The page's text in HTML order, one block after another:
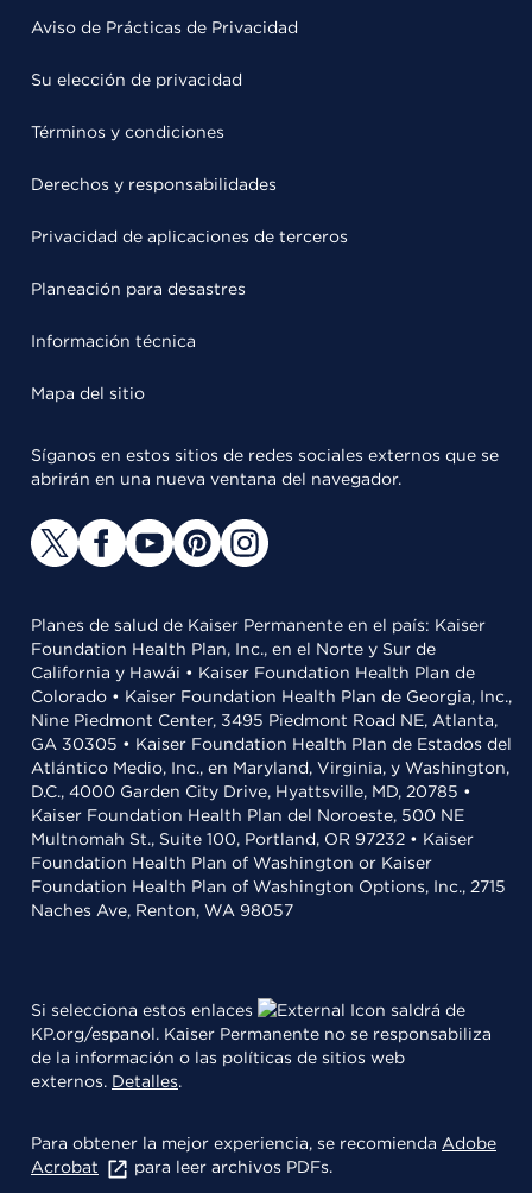
Aviso de Prácticas de Privacidad
Su elección de privacidad
Términos y condiciones
Derechos y responsabilidades
Privacidad de aplicaciones de terceros
Planeación para desastres
Información técnica
Mapa del sitio
Síganos en estos sitios de redes sociales externos que se
abrirán en una nueva ventana del navegador.
Planes de salud de Kaiser Permanente en el país: Kaiser
Foundation Health Plan, Inc., en el Norte y Sur de
California y Hawái • Kaiser Foundation Health Plan de
Colorado • Kaiser Foundation Health Plan de Georgia, Inc.,
Nine Piedmont Center, 3495 Piedmont Road NE, Atlanta,
GA 30305 • Kaiser Foundation Health Plan de Estados del
Atlántico Medio, Inc., en Maryland, Virginia, y Washington,
D.C., 4000 Garden City Drive, Hyattsville, MD, 20785 •
Kaiser Foundation Health Plan del Noroeste, 500 NE
Multnomah St., Suite 100, Portland, OR 97232 • Kaiser
Foundation Health Plan of Washington or Kaiser
Foundation Health Plan of Washington Options, Inc., 2715
Naches Ave, Renton, WA 98057
Si selecciona estos enlaces
saldrá de
KP.org/espanol. Kaiser Permanente no se responsabiliza
de la información o las políticas de sitios web
externos. Detalles.
Para obtener la mejor experiencia, se recomienda Adobe
Acrobat
para leer archivos PDFs.